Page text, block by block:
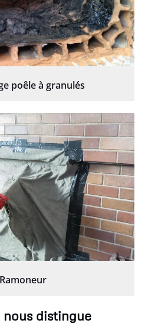
poêle à granulés
Ramoneur
nous distingue